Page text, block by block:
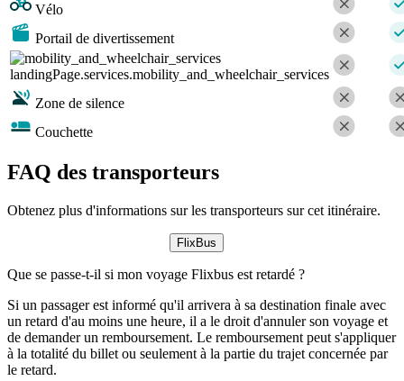
Vélo
Portail de divertissement
landingPage.services.mobility_and_wheelchair_services
Zone de silence
Couchette
FAQ des transporteurs
Obtenez plus d'informations sur les transporteurs sur cet itinéraire.
FlixBus
Que se passe-t-il si mon voyage Flixbus est retardé ?
Si un passager est informé qu'il arrivera à sa destination finale avec
un retard d'au moins une heure, il a le droit d'annuler son voyage et
de demander un remboursement. Le remboursement peut s'appliquer
à la totalité du billet ou seulement à la partie du trajet concernée par
le retard.